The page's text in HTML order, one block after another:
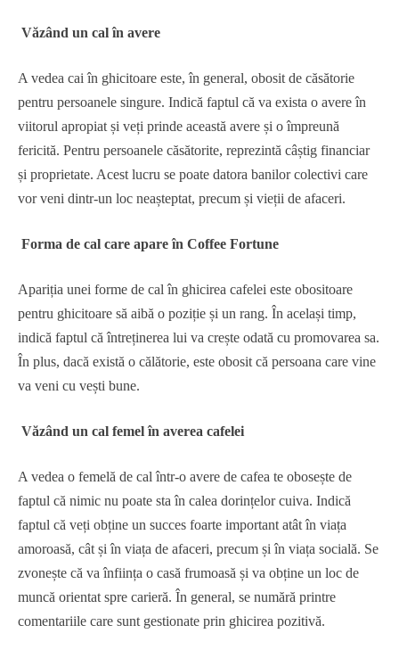
Văzând un cal în avere
A vedea cai în ghicitoare este, în general, obosit de căsătorie
pentru persoanele singure. Indică faptul că va exista o avere în
viitorul apropiat și veți prinde această avere și o împreună
fericită. Pentru persoanele căsătorite, reprezintă câștig financiar
și proprietate. Acest lucru se poate datora banilor colectivi care
vor veni dintr-un loc neașteptat, precum și vieții de afaceri.
Forma de cal care apare în Coffee Fortune
Apariția unei forme de cal în ghicirea cafelei este obositoare
pentru ghicitoare să aibă o poziție și un rang. În același timp,
indică faptul că întreținerea lui va crește odată cu promovarea sa.
În plus, dacă există o călătorie, este obosit că persoana care vine
va veni cu vești bune.
Văzând un cal femel în averea cafelei
A vedea o femelă de cal într-o avere de cafea te obosește de
faptul că nimic nu poate sta în calea dorințelor cuiva. Indică
faptul că veți obține un succes foarte important atât în ​​viața
amoroasă, cât și în viața de afaceri, precum și în viața socială. Se
zvonește că va înființa o casă frumoasă și va obține un loc de
muncă orientat spre carieră. În general, se numără printre
comentariile care sunt gestionate prin ghicirea pozitivă.